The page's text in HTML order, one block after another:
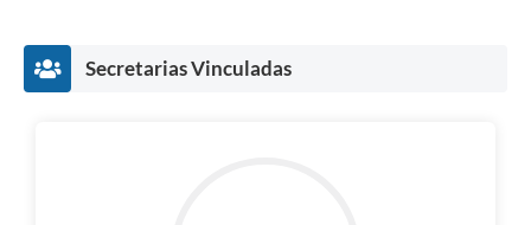
Secretarias Vinculadas